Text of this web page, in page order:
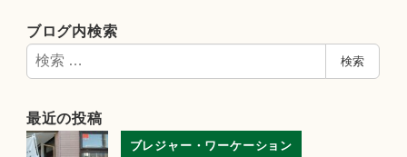
ブログ内検索
検
索
検索
最近の投稿
ブレジャー・ワーケーション